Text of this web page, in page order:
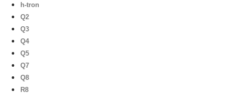
h-tron
Q2
Q3
Q4
Q5
Q7
Q8
R8